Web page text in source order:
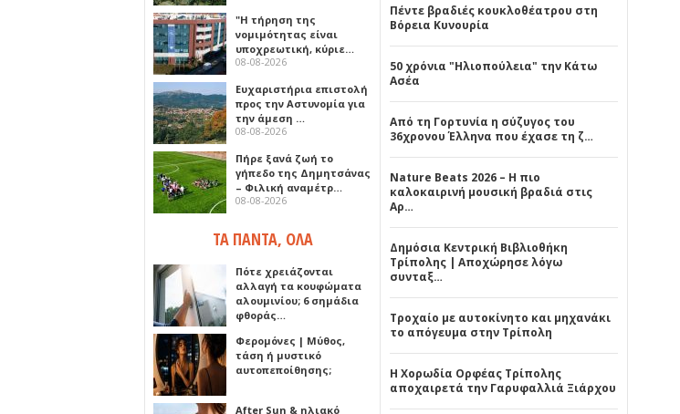
"Η τήρηση της
νομιμότητας είναι
υποχρεωτική, κύριε…
08-08-2026
Ευχαριστήρια επιστολή
προς την Αστυνομία για
την άμεση …
08-08-2026
Πήρε ξανά ζωή το
γήπεδο της Δημητσάνας
– Φιλική αναμέτρ…
08-08-2026
ΤΑ ΠΑΝΤΑ, ΟΛΑ
Πότε χρειάζονται
αλλαγή τα κουφώματα
αλουμινίου; 6 σημάδια
φθοράς…
Φερομόνες | Μύθος,
τάση ή μυστικό
αυτοπεποίθησης;
After Sun & ηλιακό
Πέντε βραδιές κουκλοθέατρου στη
Βόρεια Κυνουρία
50 χρόνια "Ηλιοπούλεια" την Κάτω
Ασέα
Από τη Γορτυνία η σύζυγος του
36χρονου Έλληνα που έχασε τη ζ…
Nature Beats 2026 – Η πιο
καλοκαιρινή μουσική βραδιά στις
Αρ…
Δημόσια Κεντρική Βιβλιοθήκη
Τρίπολης | Αποχώρησε λόγω
συνταξ…
Τροχαίο με αυτοκίνητο και μηχανάκι
το απόγευμα στην Τρίπολη
Η Χορωδία Ορφέας Τρίπολης
αποχαιρετά την Γαρυφαλλιά Ξιάρχου